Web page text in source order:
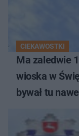
CIEKAWOSTKI
Ma zaledwie
wioska w
bywał tu